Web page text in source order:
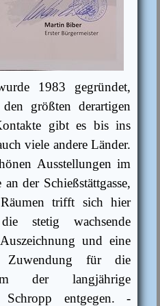
1983 gegründet,
größten derartigen
gibt es bis ins
viele andere Länder.
Ausstellungen im
der Schießstättgasse,
trifft sich hier
stetig wachsende
und eine
Zuwendung für die
der langjährige
Schropp entgegen. -